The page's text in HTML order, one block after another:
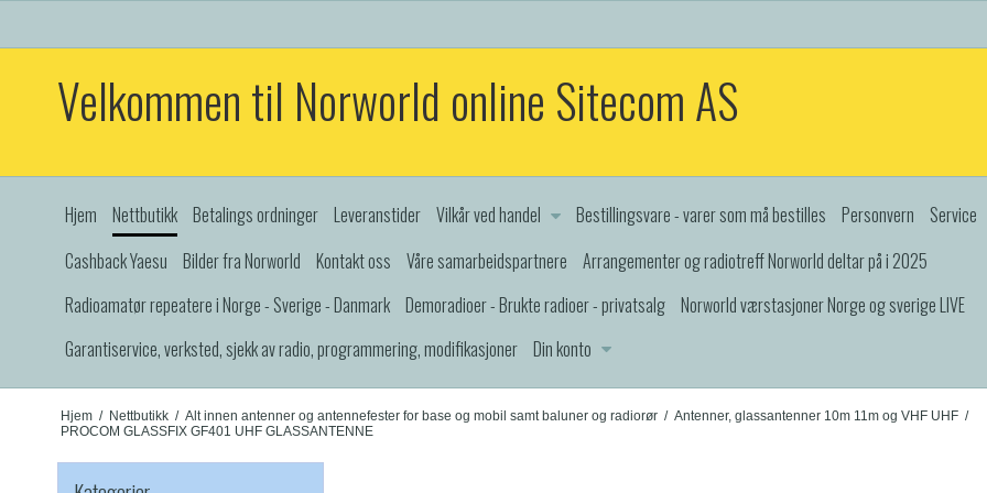
Velkommen til Norworld online Sitecom AS
Hjem Nettbutikk Betalings ordninger Leveranstider Vilkår ved handel Bestillingsvare - varer som må bestilles Personvern
Service
Cashback Yaesu
Bilder fra Norworld Kontakt oss Våre samarbeidspartnere
Arrangementer og radiotreff Norworld deltar på i 2025
Radioamatør repeatere i Norge - Sverige - Danmark Demoradioer - Brukte radioer - privatsalg Norworld værstasjoner Norge og sverige LIVE
Garantiservice, verksted, sjekk av radio, programmering, modifikasjoner Din konto
Hjem / Nettbutikk / Alt innen antenner og antennefester for base og mobil samt baluner og radiorør / Antenner, glassantenner 10m 11m og VHF UHF /
PROCOM GLASSFIX GF401 UHF GLASSANTENNE